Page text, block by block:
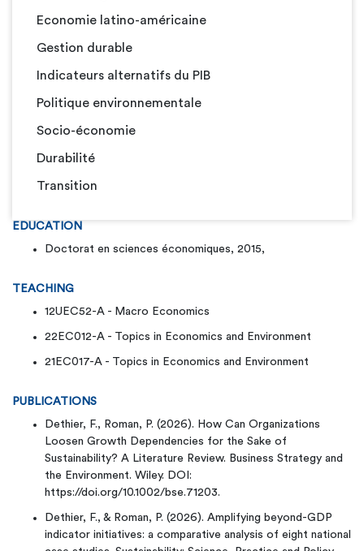
Economie latino-américaine
Gestion durable
Indicateurs alternatifs du PIB
Politique environnementale
Socio-économie
Durabilité
Transition
EDUCATION
Doctorat en sciences économiques, 2015,
TEACHING
12UEC52-A - Macro Economics
22EC012-A - Topics in Economics and Environment
21EC017-A - Topics in Economics and Environment
PUBLICATIONS
Dethier, F., Roman, P. (2026). How Can Organizations
Loosen Growth Dependencies for the Sake of
Sustainability? A Literature Review. Business Strategy and
the Environment. Wiley. DOI:
https://doi.org/10.1002/bse.71203.
Dethier, F., & Roman, P. (2026). Amplifying beyond-GDP
indicator initiatives: a comparative analysis of eight national